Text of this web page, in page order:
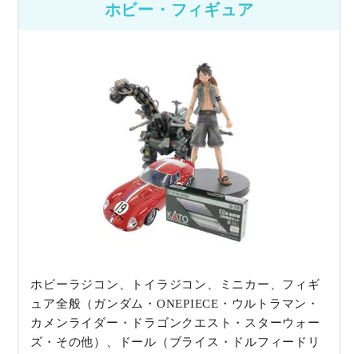
ホビー・フィギュア
ホビーラジコン、トイラジコン、ミニカー、フィギ
ュア全般（ガンダム・ONEPIECE・ウルトラマン・
カメンライダー・ドラゴンクエスト・スターウォー
ズ・その他）、ドール（ブライス・ドルフィードリ